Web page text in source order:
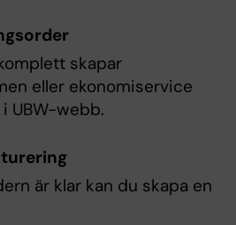
skapar
eller ekonomiservice
UBW-webb.
är klar kan du skapa en